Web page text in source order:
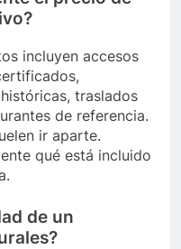
incluyen accesos
traslados
de referencia.
ir aparte.
qué está incluido
de un